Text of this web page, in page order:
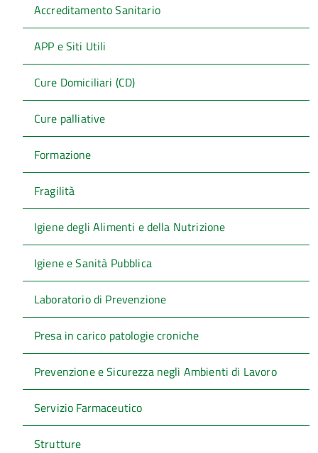
Accreditamento Sanitario
APP e Siti Utili
Cure Domiciliari (CD)
Cure palliative
Formazione
Fragilità
Igiene degli Alimenti e della Nutrizione
Igiene e Sanità Pubblica
Laboratorio di Prevenzione
Presa in carico patologie croniche
Prevenzione e Sicurezza negli Ambienti di Lavoro
Servizio Farmaceutico
Strutture